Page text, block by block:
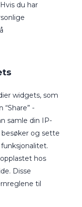
du har
widgets, som
“Share” -
samle din IP-
besøker og sette
hos
Disse
til